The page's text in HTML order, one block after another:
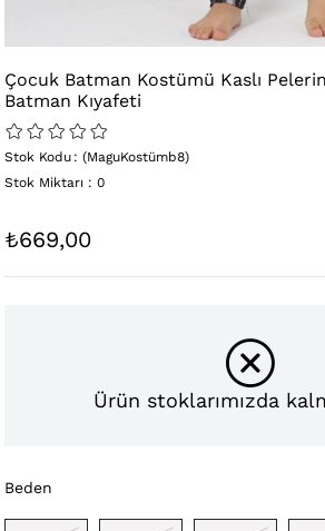
Çocuk Batman Kostümü Kaslı
Batman Kıyafeti
(MaguKostümb8)
Stok Kodu
Stok Miktarı : 0
₺669,00
Ürün stoklarımızda
Beden